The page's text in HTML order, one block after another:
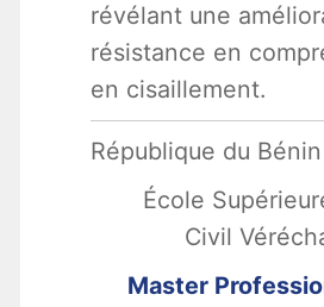
révélant une
résistance en
en cisaillement.
République du Bénin
École
Civil
Master